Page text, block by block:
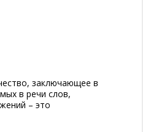
заключающее в
в речи слов,
– это